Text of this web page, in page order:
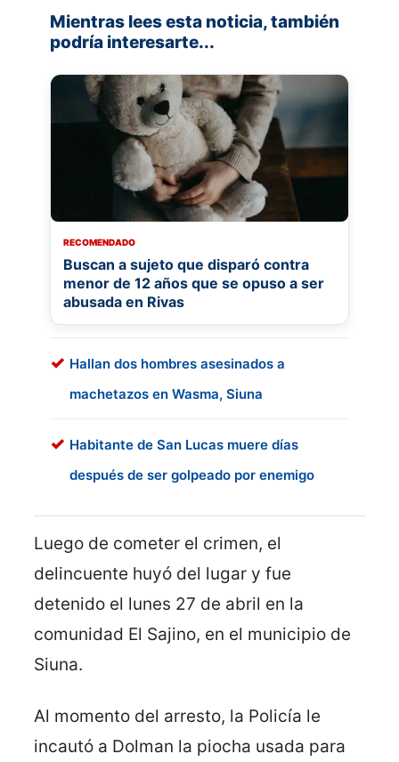
Mientras lees esta noticia, también
podría interesarte...
RECOMENDADO
Buscan a sujeto que disparó contra
menor de 12 años que se opuso a ser
abusada en Rivas
Hallan dos hombres asesinados a
machetazos en Wasma, Siuna
Habitante de San Lucas muere días
después de ser golpeado por enemigo
Luego de cometer el crimen, el
delincuente huyó del lugar y fue
detenido el lunes 27 de abril en la
comunidad El Sajino, en el municipio de
Siuna.
Al momento del arresto, la Policía le
incautó a Dolman la piocha usada para